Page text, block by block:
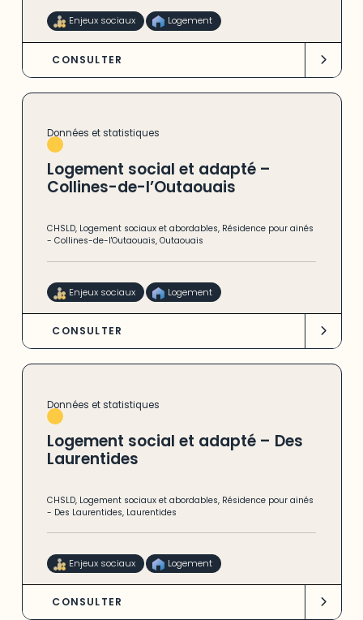
Enjeux sociaux Logement
CONSULTER
Données et statistiques
Logement social et adapté –
Collines-de-l’Outaouais
CHSLD, Logement sociaux et abordables, Résidence pour ainés
-Collines-de-l'Outaouais,Outaouais
Enjeux sociaux Logement
CONSULTER
Données et statistiques
Logement social et adapté – Des
Laurentides
CHSLD, Logement sociaux et abordables, Résidence pour ainés
- Des Laurentides, Laurentides
Enjeux sociaux Logement
CONSULTER